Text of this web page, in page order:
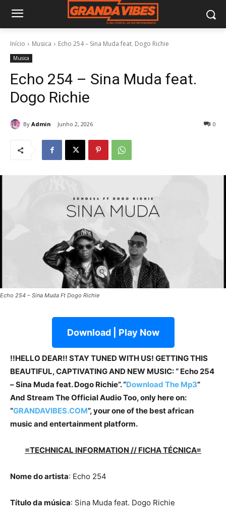
Início Musica Echo 254 – Sina Muda feat. Dogo Richie
Musica
Echo 254 – Sina Muda feat.
Dogo Richie
By Admin Junho 2, 2026 0
Echo 254 – Sina Muda Ft Dogo Richie
Download | Play Now
!!HELLO DEAR!! STAY TUNED WITH US! GETTING THIS
BEAUTIFUL, CAPTIVATING AND NEW MUSIC: “ Echo 254
– Sina Muda feat. Dogo Richie”. “Download The Mp3”
And Stream The Official Audio Too, only here on:
“GRANDAVIBES.COM”, your one of the best african
music and entertainment platform.
=TECHNICAL INFORMATION // FICHA TÉCNICA=
Nome do artista: Echo 254
Título da música: Sina Muda feat. Dogo Richie